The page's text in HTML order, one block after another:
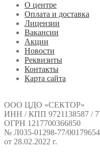
О центре
Оплата и доставка
Лицензии
Вакансии
Акции
Новости
Реквизиты
Контакты
Карта сайта
ООО ЦДО «СЕКТОР»
ИНН / КПП 9721138587 /
ОГРН 1217700366850
№ Л035-01298-77/
от 28.02.2022 г.